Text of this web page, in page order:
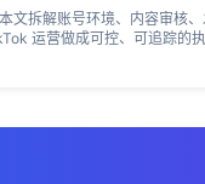
文拆解账号环境、内容审核
运营做成可控、可追踪的